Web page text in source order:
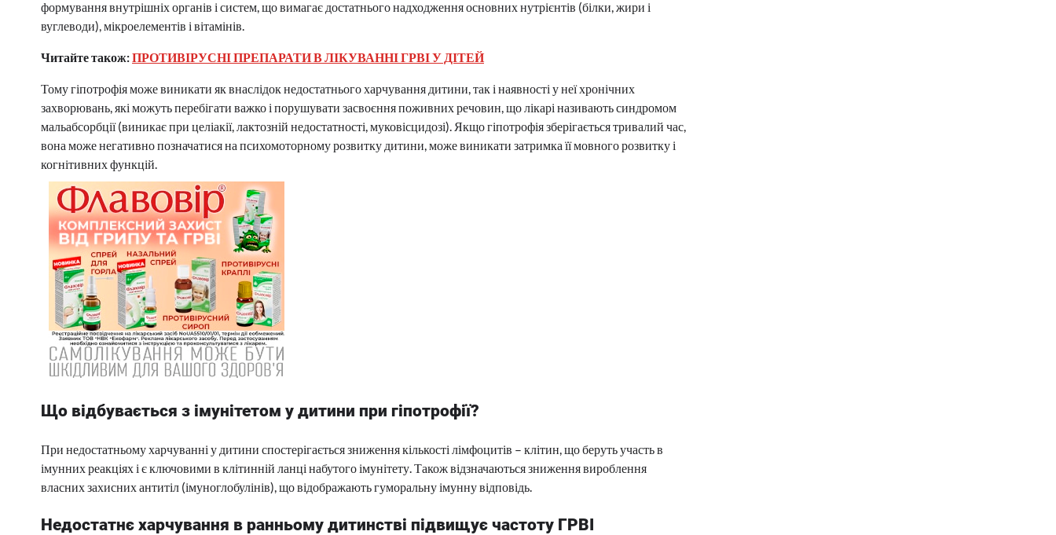
формування внутрішніх органів і систем, що вимагає достатнього надходження основних нутрієнтів (білки, жири і
вуглеводи), мікроелементів і вітамінів.
Читайте також:ПРОТИВІРУСНІ ПРЕПАРАТИ В ЛІКУВАННІ ГРВІ У ДІТЕЙ
Тому гіпотрофія може виникати як внаслідок недостатнього харчування дитини, так і наявності у неї хронічних
захворювань, які можуть перебігати важко і порушувати засвоєння поживних речовин, що лікарі називають синдромом
мальабсорбції (виникає при целіакії, лактозній недостатності, муковісцидозі). Якщо гіпотрофія зберігається тривалий час,
вона може негативно позначатися на психомоторному розвитку дитини, може виникати затримка її мовного розвитку і
когнітивних функцій.
Що відбувається з імунітетом у дитини при гіпотрофії?
При недостатньому харчуванні у дитини спостерігається зниження кількості лімфоцитів – клітин, що беруть участь в
імунних реакціях і є ключовими в клітинній ланці набутого імунітету. Також відзначаються зниження вироблення
власних захисних антитіл (імуноглобулінів), що відображають гуморальну імунну відповідь.
Недостатнє харчування в ранньому дитинстві підвищує частоту ГРВІ